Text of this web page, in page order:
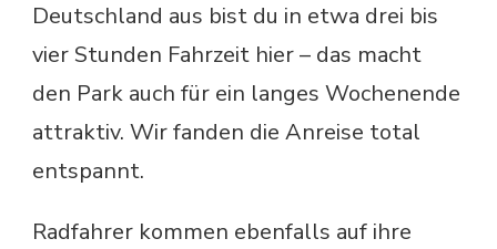
Deutschland aus bist du in etwa drei bis
vier Stunden Fahrzeit hier – das macht
den Park auch für ein langes Wochenende
attraktiv. Wir fanden die Anreise total
entspannt.
Radfahrer kommen ebenfalls auf ihre